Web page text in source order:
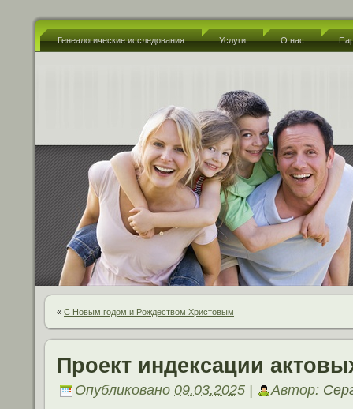
Генеалогические исследования Услуги О нас
« С Новым годом и Рождеством Христовым
Проект индексации
Опубликовано 09.03.2025 | Автор: